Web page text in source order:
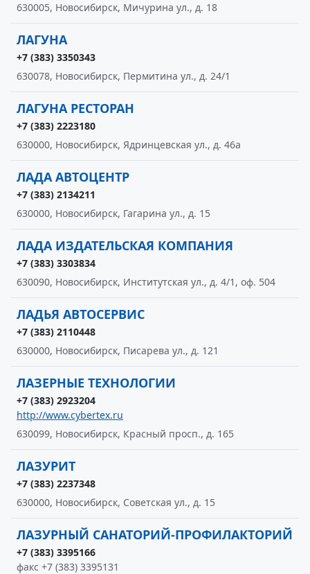
630005, Новосибирск, Мичурина ул., д. 18
ЛАГУНА
+7 (383) 3350343
630078, Новосибирск, Пермитина ул., д. 24/1
ЛАГУНА РЕСТОРАН
+7 (383) 2223180
630000, Новосибирск, Ядринцевская ул., д. 46а
ЛАДА АВТОЦЕНТР
+7 (383) 2134211
630000, Новосибирск, Гагарина ул., д. 15
ЛАДА ИЗДАТЕЛЬСКАЯ КОМПАНИЯ
+7 (383) 3303834
630090, Новосибирск, Институтская ул., д. 4/1, оф. 504
ЛАДЬЯ АВТОСЕРВИС
+7 (383) 2110448
630000, Новосибирск, Писарева ул., д. 121
ЛАЗЕРНЫЕ ТЕХНОЛОГИИ
+7 (383) 2923204
http://www.cybertex.ru
630099, Новосибирск, Красный просп., д. 165
ЛАЗУРИТ
+7 (383) 2237348
630000, Новосибирск, Советская ул., д. 15
ЛАЗУРНЫЙ САНАТОРИЙ-ПРОФИЛАКТОРИЙ
+7 (383) 3395166
факс +7 (383) 3395131